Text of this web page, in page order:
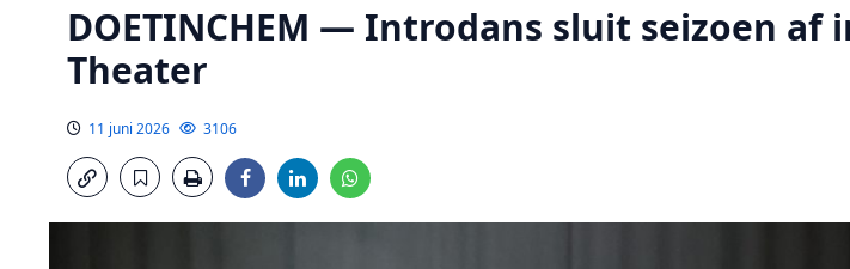
DOETINCHEM — Introdans sluit seizoen af
Theater
11 juni 2026 3106